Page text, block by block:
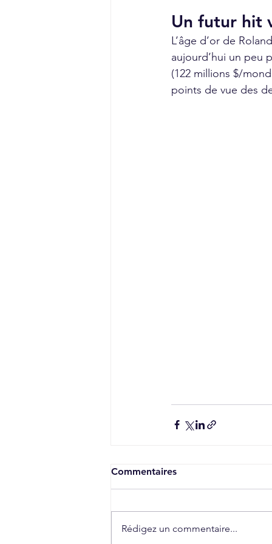
Un futur hit
L’âge d’or de
aujourd’hui un peu
(122 millions $/
points de vue des
Commentaires
Rédigez un commentaire...